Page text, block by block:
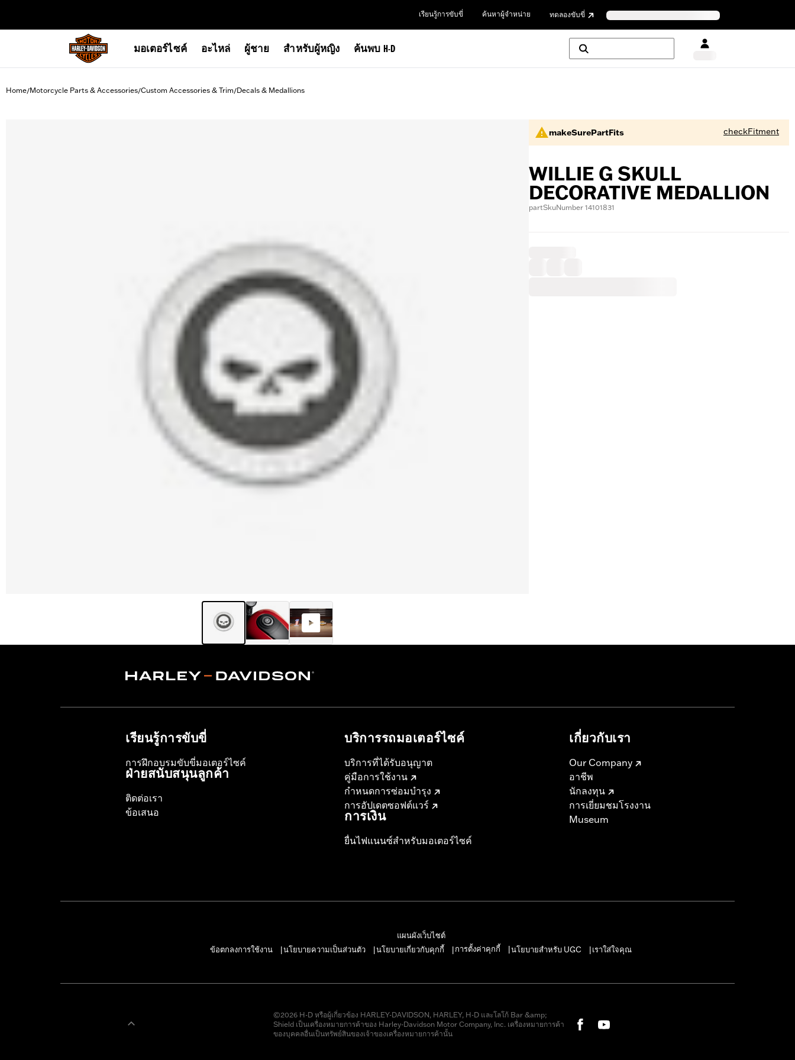
เรียนรู้การขับขี่ ค้นหาผู้จำหน่าย ทดลองขับขี่
มอเตอร์ไซค์ อะไหล่ ผู้ชาย สำหรับผู้หญิง ค้นพบ H-D
Home/Motorcycle Parts & Accessories/Custom Accessories & Trim/Decals & Medallions
makeSurePartFits checkFitment
WILLIE G SKULL
DECORATIVE MEDALLION
partSkuNumber 14101831
เรียนรู้การขับขี่
การฝึกอบรมขับขี่มอเตอร์ไซค์
ฝ่ายสนับสนุนลูกค้า
ติดต่อเรา
ข้อเสนอ
บริการรถมอเตอร์ไซค์​
บริการที่ได้รับอนุญาต
คู่มือการใช้งาน
กำหนดการซ่อมบำรุง
การอัปเดตซอฟต์แวร์
การเงิน
ยื่นไฟแนนซ์สำหรับมอเตอร์ไซค์
เกี่ยวกับเรา
Our Company
อาชีพ
นักลงทุน
การเยี่ยมชมโรงงาน
Museum
แผนผังเว็บไซต์
ข้อตกลงการใช้งาน
นโยบายความเป็นส่วนตัว นโยบายเกี่ยวกับคุกกี้ การตั้งค่าคุกกี้ นโยบายสำหรับ UGC เราใส่ใจคุณ
©2026 H-D หรือผู้เกี่ยวข้อง HARLEY-DAVIDSON, HARLEY, H-D และโลโก้ Bar &amp;
Shield เป็นเครื่องหมายการค้าของ Harley-Davidson Motor Company, Inc. เครื่องหมายการค้า
ของบุคคลอื่นเป็นทรัพย์สินของเจ้าของเครื่องหมายการค้านั้น